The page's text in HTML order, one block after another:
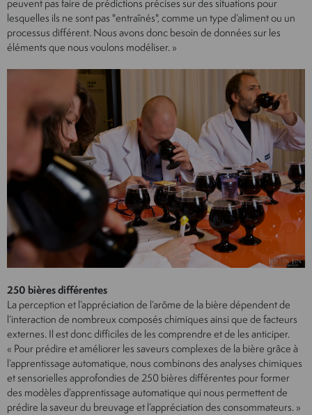
lesquelles ils ne sont pas "entraînés", comme un type d’aliment ou un
processus différent. Nous avons donc besoin de données sur les
éléments que nous voulons modéliser. »
250 bières différentes
La perception et l’appréciation de l’arôme de la bière dépendent de
l’interaction de nombreux composés chimiques ainsi que de facteurs
externes. Il est donc difficiles de les comprendre et de les anticiper.
« Pour prédire et améliorer les saveurs complexes de la bière grâce à
l’apprentissage automatique, nous combinons des analyses chimiques
et sensorielles approfondies de 250 bières différentes pour former
des modèles d’apprentissage automatique qui nous permettent de
prédire la saveur du breuvage et l’appréciation des consommateurs. »